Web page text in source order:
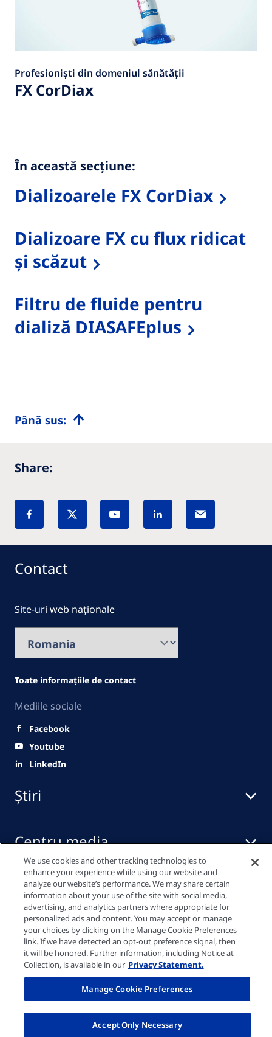
Profesioniști din domeniul sănătății
FX CorDiax
În această secțiune:
Dializoarele FX CorDiax
Dializoare FX cu flux ridicat
și scăzut
Filtru de fluide pentru
dializă DIASAFEplus
Până sus:
Share:
Știri
Centru media
Linkuri rapide
Contact
Site-uri web naționale
Toate informațiile de contact
Mediile sociale
Facebook
Youtube
LinkedIn
Politica de confidențialitate
Declarație privind modulele cookie
We use cookies and other tracking technologies to
enhance your experience while using our website and
analyze our website’s performance. We may share certain
information about your use of the site with social media,
advertising, and analytics partners where appropriate for
personalized ads and content. You may accept or manage
your choices by clicking on the Manage Cookie Preferences
link. If we have detected an opt-out preference signal, then
it will be honored. Further information, including Notice at
Collection, is available in our Privacy Statement.
Manage Cookie Preferences
Accept Only Necessary